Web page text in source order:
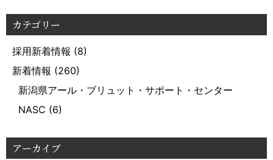
カテゴリー
採用新着情報 (8)
新着情報 (260)
新潟県アール・ブリュット・サポート・センター
NASC (6)
アーカイブ